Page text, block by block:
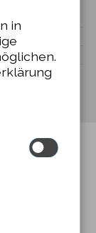
in